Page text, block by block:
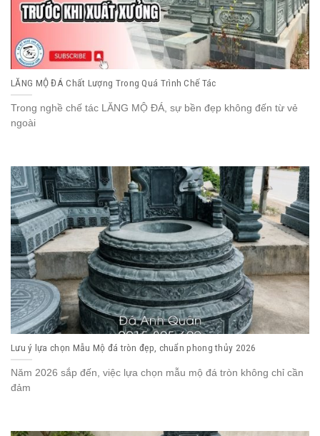
LĂNG MỘ ĐÁ Chất Lượng Trong Quá Trình Chế Tác
Trong nghề chế tác LĂNG MỘ ĐÁ, sự bền đẹp không đến từ vẻ
ngoài
Lưu ý lựa chọn Mẫu Mộ đá tròn đẹp, chuẩn phong thủy 2026
Năm 2026 sắp đến, việc lựa chọn mẫu mộ đá tròn không chỉ cần
đảm